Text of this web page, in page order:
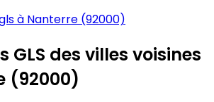
à Nanterre (92000)
GLS des villes voisines
(92000)